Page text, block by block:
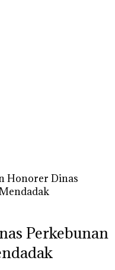
Honorer Dinas
Perkebunan